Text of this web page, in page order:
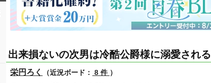
出来損ないの次男は冷酷公爵様に溺愛される
栄円ろく （近況ボード： 8 件 ）